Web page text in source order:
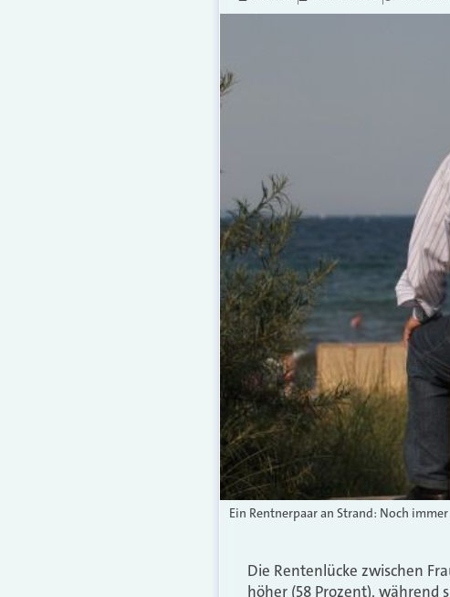
Ein Rentnerpaar an Strand: Noch
Die Rentenlücke zwischen
höher (58 Prozent), während